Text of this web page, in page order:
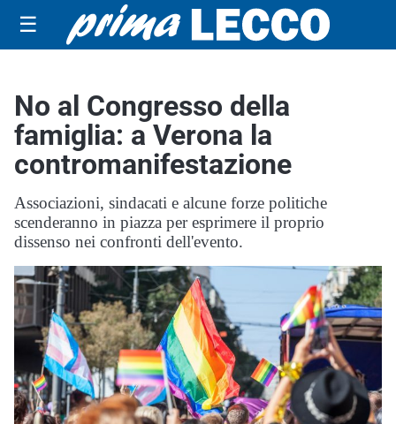
☰
No al Congresso della
famiglia: a Verona la
contromanifestazione
Associazioni, sindacati e alcune forze politiche
scenderanno in piazza per esprimere il proprio
dissenso nei confronti dell'evento.